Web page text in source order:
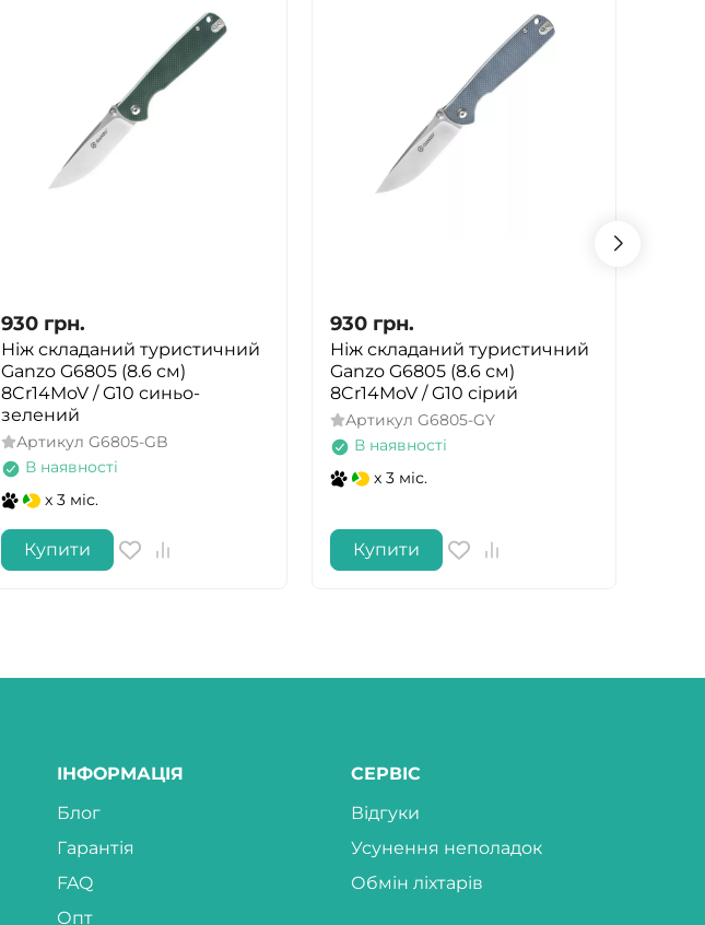
930 грн.
Ніж складаний туристичний
Ganzo G6805 (8.6 см)
8Cr14MoV / G10 синьо-
зелений
Артикул G6805-GB
В наявності
x 3 міс.
Купити
930 грн.
Ніж складаний туристичний
Ganzo G6805 (8.6 см)
8Cr14MoV / G10 сірий
Артикул G6805-GY
В наявності
x 3 міс.
Купити
ІНФОРМАЦІЯ
Блог
Гарантія
FAQ
Опт
СЕРВІС
Відгуки
Усунення неполадок
Обмін ліхтарів